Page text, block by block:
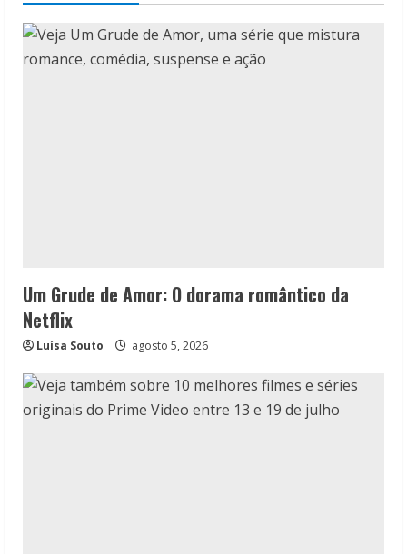
Um Grude de Amor: O dorama romântico da
Netflix
Luísa Souto agosto 5, 2026